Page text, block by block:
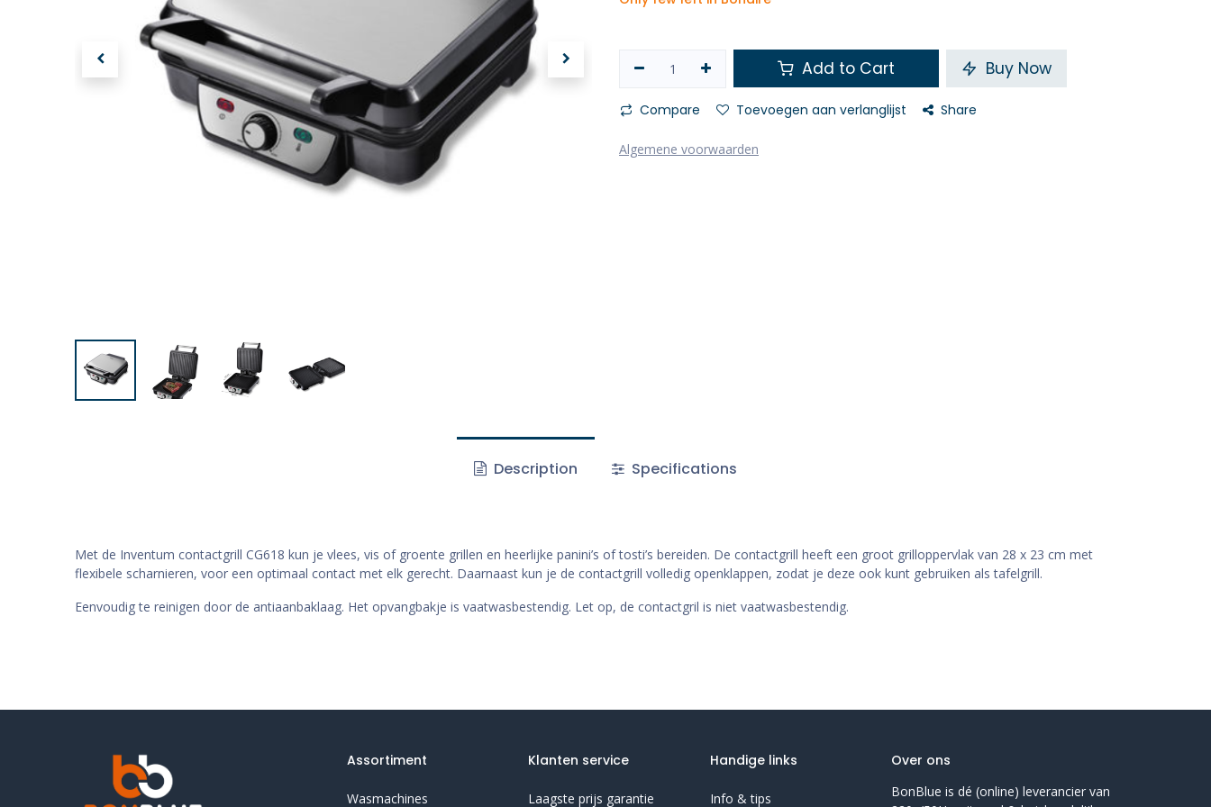
Add to Cart Buy Now
Compare Toevoegen aan verlanglijst Share
Algemene voorwaarden
Description Specifications
Met de Inventum contactgrill CG618 kun je vlees, vis of groente grillen en heerlijke panini’s of tosti’s bereiden. De contactgrill heeft een groot grilloppervlak van 28 x 23 cm met
flexibele scharnieren, voor een optimaal contact met elk gerecht. Daarnaast kun je de contactgrill volledig openklappen, zodat je deze ook kunt gebruiken als tafelgrill.
Eenvoudig te reinigen door de antiaanbaklaag. Het opvangbakje is vaatwasbestendig. Let op, de contactgril is niet vaatwasbestendig.
Assortiment
Wasmachines
Klanten service
Laagste prijs garantie
Handige links
Info & tips
Over ons
BonBlue is dé (online) leverancier van